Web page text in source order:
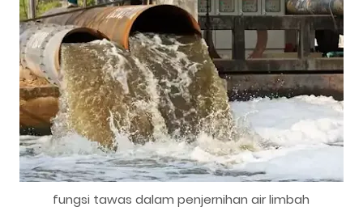
fungsi tawas dalam penjernihan air limbah